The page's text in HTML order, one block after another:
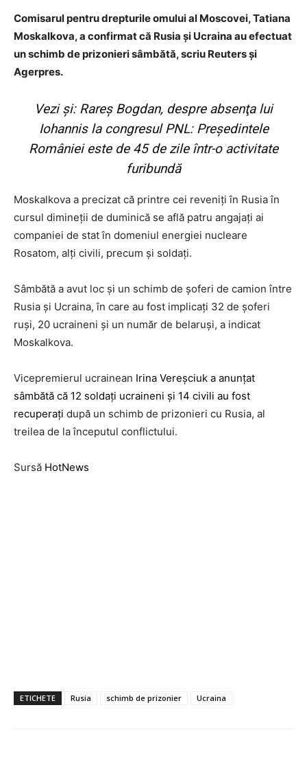
Comisarul pentru drepturile omului al Moscovei, Tatiana
Moskalkova, a confirmat că Rusia şi Ucraina au efectuat
un schimb de prizonieri sâmbătă, scriu Reuters și
Agerpres.
Vezi și: Rareş Bogdan, despre absenţa lui
Iohannis la congresul PNL: Preşedintele
României este de 45 de zile într-o activitate
furibundă
Moskalkova a precizat că printre cei reveniţi în Rusia în
cursul dimineţii de duminică se află patru angajaţi ai
companiei de stat în domeniul energiei nucleare
Rosatom, alţi civili, precum şi soldaţi.
Sâmbătă a avut loc şi un schimb de şoferi de camion între
Rusia şi Ucraina, în care au fost implicaţi 32 de şoferi
ruşi, 20 ucraineni şi un număr de belaruşi, a indicat
Moskalkova.
Vicepremierul ucrainean Irina Vereşciuk a anunţat
sâmbătă că 12 soldaţi ucraineni şi 14 civili au fost
recuperaţi după un schimb de prizonieri cu Rusia, al
treilea de la începutul conflictului.
Sursă HotNews
ETICHETE Rusia schimb de prizonier Ucraina